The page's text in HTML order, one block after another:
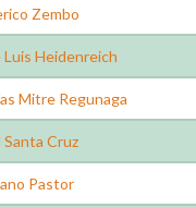
Zembo
Luis Heidenreich
Mitre Regunaga
Santa Cruz
Pastor